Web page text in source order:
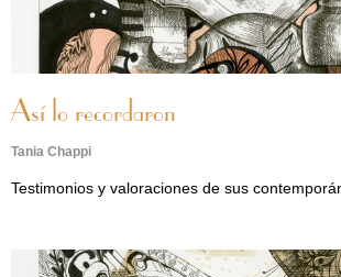
Así lo recordaron
Tania Chappi
Testimonios y valoraciones de sus